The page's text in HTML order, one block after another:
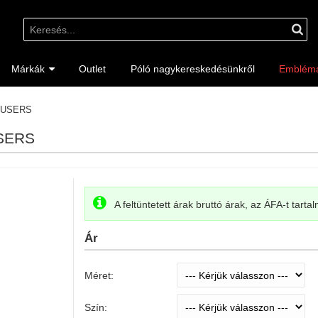
Márkák Outlet Póló nagykereskedésünkről
A feltüntetett árak bruttó árak, az ÁFA-t
Ár
Méret:
Szín: